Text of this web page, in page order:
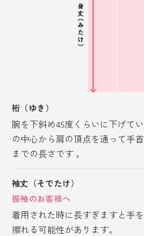
裄（ゆき）
腕を下斜め45度くらいに下げて
の中心から肩の頂点を通って手
までの長さです 。
袖丈（そでたけ）
振袖のお客様へ
着用された時に長すぎますと手
擦れる可能性があります。